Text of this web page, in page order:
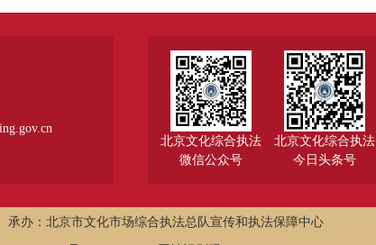
北京文化综合执法
微信公众号
北京文化综合执法
今日头条号
承办：北京市文化市场综合执法总队宣传和执法保障中心